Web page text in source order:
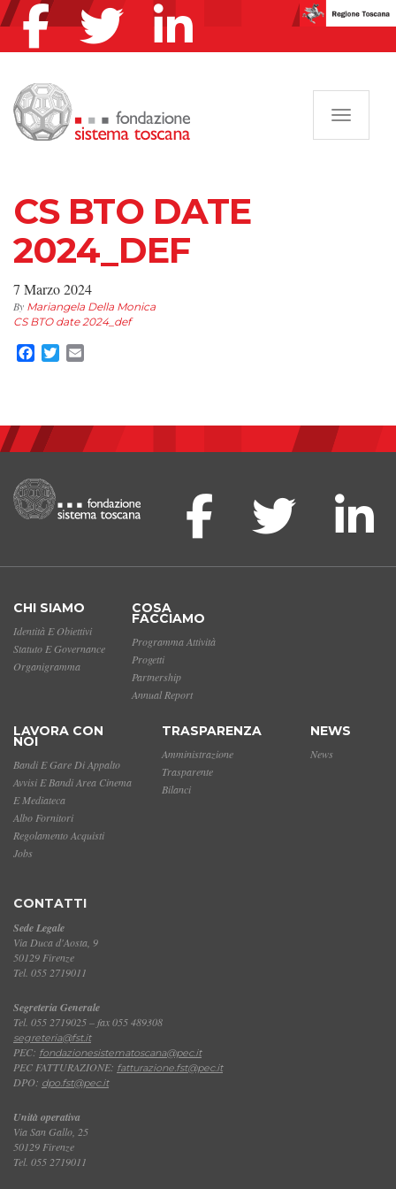
CS BTO DATE
2024_DEF
7 Marzo 2024
By Mariangela Della Monica
CS BTO date 2024_def
Facebook
Twitter
CHI SIAMO
Identità E Obiettivi
Statuto E Governance
Organigramma
COSA
FACCIAMO
Programma Attività
Progetti
Partnership
Annual Report
LAVORA CON
NOI
Bandi E Gare Di Appalto
Avvisi E Bandi Area Cinema
E Mediateca
Albo Fornitori
Regolamento Acquisti
Jobs
TRASPARENZA
Amministrazione
Trasparente
Bilanci
NEWS
News
CONTATTI
Sede Legale
Via Duca d'Aosta, 9
50129 Firenze
Tel. 055 2719011
Segreteria Generale
Tel. 055 2719025 – fax 055 489308
segreteria@fst.it
PEC: fondazionesistematoscana@pec.it
PEC FATTURAZIONE: fatturazione.fst@pec.it
DPO: dpo.fst@pec.it
Unità operativa
Via San Gallo, 25
50129 Firenze
Tel. 055 2719011